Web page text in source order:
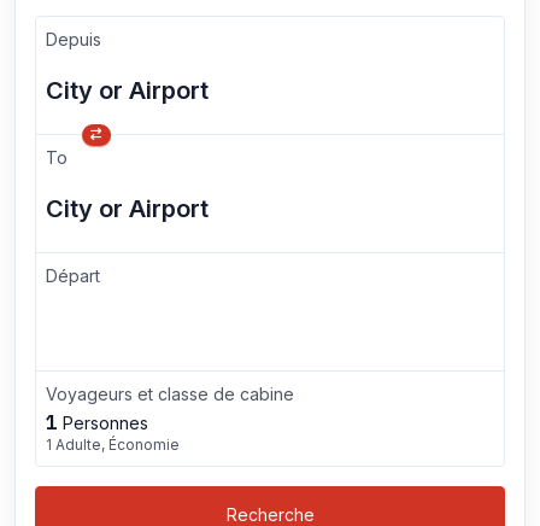
Depuis
To
Départ
Voyageurs et classe de cabine
1 Personnes
1 Adulte, Économie
Recherche